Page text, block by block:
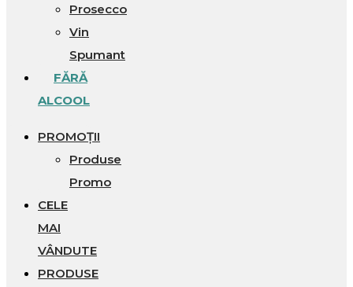
Prosecco
Vin
Spumant
FĂRĂ
ALCOOL
PROMOȚII
Produse
Promo
CELE
MAI
VÂNDUTE
PRODUSE